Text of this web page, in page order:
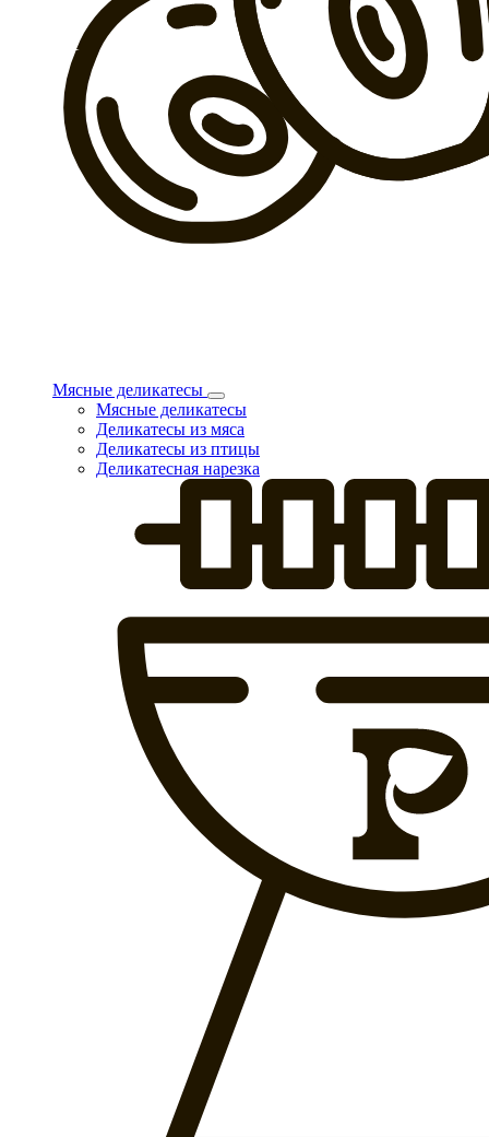
Мясные деликатесы
Мясные деликатесы
Деликатесы из мяса
Деликатесы из птицы
Деликатесная нарезка